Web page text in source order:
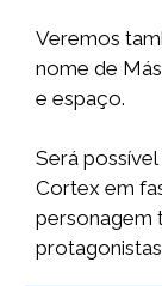
Veremos
nome de
e espaço.
Será
Cortex em
personagem